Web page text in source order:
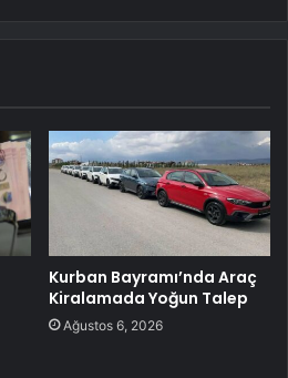
Kurban Bayramı’nda Araç
Kiralamada Yoğun Talep
Ağustos 6, 2026